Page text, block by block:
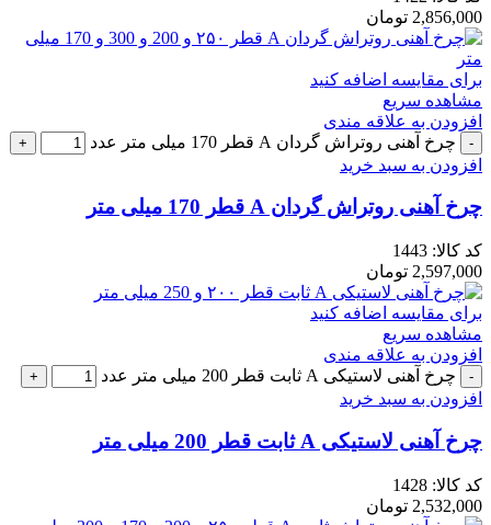
2,856,000 تومان
برای مقایسه اضافه کنید
مشاهده سریع
افزودن به علاقه مندی
چرخ آهنی روتراش گردان A قطر 170 میلی متر عدد
افزودن به سبد خرید
چرخ آهنی روتراش گردان A قطر 170 میلی متر
کد کالا: 1443
2,597,000 تومان
برای مقایسه اضافه کنید
مشاهده سریع
افزودن به علاقه مندی
چرخ آهنی لاستیکی A ثابت قطر 200 میلی متر عدد
افزودن به سبد خرید
چرخ آهنی لاستیکی A ثابت قطر 200 میلی متر
کد کالا: 1428
2,532,000 تومان